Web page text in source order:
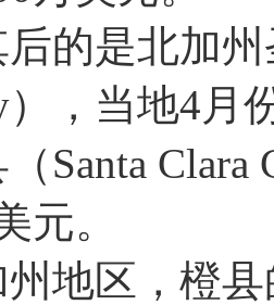
的是北加州
），当地4月
Santa
元。
地区，橙